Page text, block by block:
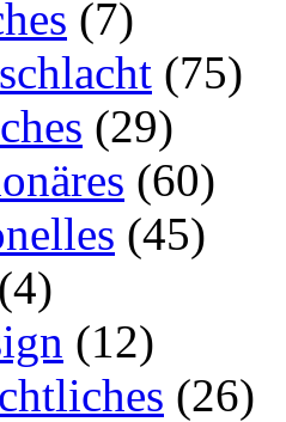
(7)
(75)
(29)
(60)
(45)
(4)
(12)
(26)